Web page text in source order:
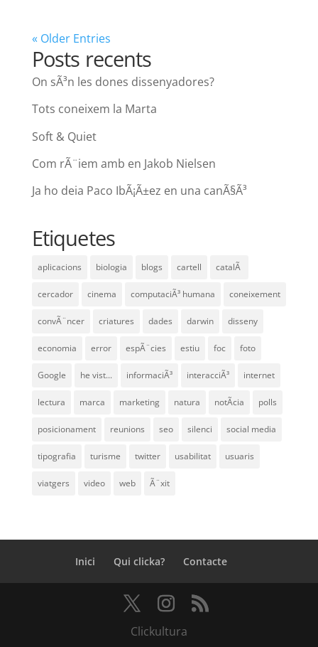
« Older Entries
Posts recents
On sÃ³n les dones dissenyadores?
Tots coneixem la Marta
Soft & Quiet
Com rÃ¨iem amb en Jakob Nielsen
Ja ho deia Paco IbÃ¡Ã±ez en una canÃ§Ã³
Etiquetes
aplicacions biologia blogs cartell catalÃ
cercador cinema computaciÃ³ humana coneixement
convÃ¨ncer criatures dades darwin disseny
economia error espÃ¨cies estiu foc foto
Google he vist... informaciÃ³ interacciÃ³ internet
lectura marca marketing natura notÃ­cia polls
posicionament reunions seo silenci social media
tipografia turisme twitter usabilitat usuaris
viatgers video web Ã¨xit
Inici Qui clicka? Contacte
Clickultura